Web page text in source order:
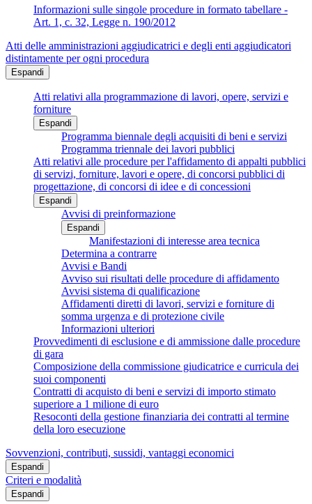
Informazioni sulle singole procedure in formato tabellare -
Art. 1, c. 32, Legge n. 190/2012
Atti delle amministrazioni aggiudicatrici e degli enti aggiudicatori
distintamente per ogni procedura
Espandi
Atti relativi alla programmazione di lavori, opere, servizi e
forniture
Espandi
Programma biennale degli acquisiti di beni e servizi
Programma triennale dei lavori pubblici
Atti relativi alle procedure per l'affidamento di appalti pubblici
di servizi, forniture, lavori e opere, di concorsi pubblici di
progettazione, di concorsi di idee e di concessioni
Espandi
Avvisi di preinformazione
Espandi
Manifestazioni di interesse area tecnica
Determina a contrarre
Avvisi e Bandi
Avviso sui risultati delle procedure di affidamento
Avvisi sistema di qualificazione
Affidamenti diretti di lavori, servizi e forniture di
somma urgenza e di protezione civile
Informazioni ulteriori
Provvedimenti di esclusione e di ammissione dalle procedure
di gara
Composizione della commissione giudicatrice e curricula dei
suoi componenti
Contratti di acquisto di beni e servizi di importo stimato
superiore a 1 milione di euro
Resoconti della gestione finanziaria dei contratti al termine
della loro esecuzione
Sovvenzioni, contributi, sussidi, vantaggi economici
Espandi
Criteri e modalità
Espandi